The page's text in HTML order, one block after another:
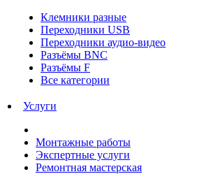
Клемники разные
Переходники USB
Переходники аудио-видео
Разъёмы BNC
Разъёмы F
Все категории
Услуги
Монтажные работы
Экспертные услуги
Ремонтная мастерская